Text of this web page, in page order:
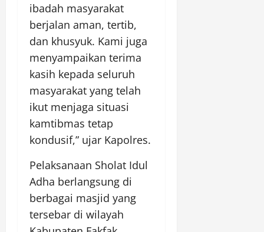
ibadah masyarakat
berjalan aman, tertib,
dan khusyuk. Kami juga
menyampaikan terima
kasih kepada seluruh
masyarakat yang telah
ikut menjaga situasi
kamtibmas tetap
kondusif,” ujar Kapolres.
Pelaksanaan Sholat Idul
Adha berlangsung di
berbagai masjid yang
tersebar di wilayah